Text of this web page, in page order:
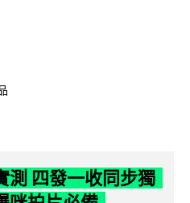
四發一收同步獨